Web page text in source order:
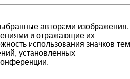
авторами изображения,
и отражающие их
использования значков тем
установленных